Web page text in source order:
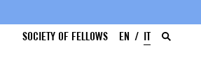
SOCIETY OF FELLOWS EN IT